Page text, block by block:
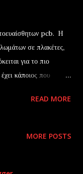
pcb. Η
σε πλακέτες,
για το πιο
κάποιος που
αφαίρεσα το
READ MORE
MORE POSTS